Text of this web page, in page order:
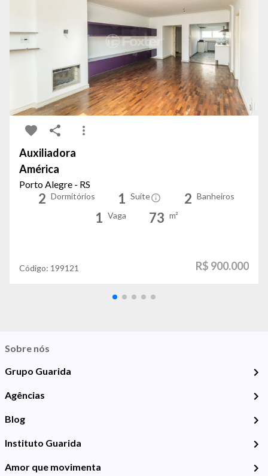
Auxiliadora
América
Porto Alegre - RS
2 Dormitórios 1 Suíte 2 Banheiros
1 Vaga 73 m²
Código: 199121 R$ 900.000
Sobre nós
Grupo Guarida
Agências
Blog
Instituto Guarida
Amor que movimenta